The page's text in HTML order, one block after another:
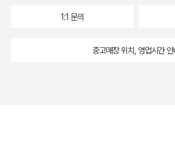
1:1 문의
중고매장 위치, 영업시간 안